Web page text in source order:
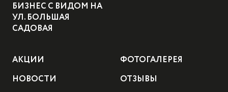
БИЗНЕС С ВИДОМ НА
УЛ. БОЛЬШАЯ
САДОВАЯ
АКЦИИ
НОВОСТИ
ФОТОГАЛЕРЕЯ
ОТЗЫВЫ